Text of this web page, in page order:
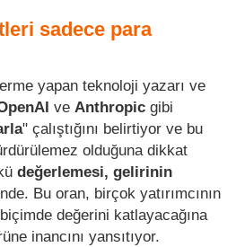
sadece para
yapan teknoloji yazarı ve
ve Anthropic gibi
" çalıştığını belirtiyor ve bu
olduğuna dikkat
değerlemesi, gelirinin
Bu oran, birçok yatırımcının
değerini katlayacağına
inancını yansıtıyor.